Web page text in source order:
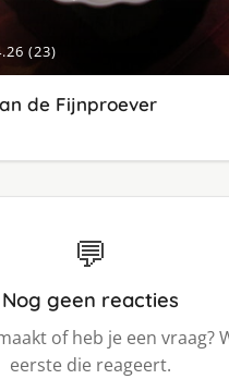
(23)
de Fijnproever
💬
Nog geen reacties
of heb je een vraag?
eerste die reageert.